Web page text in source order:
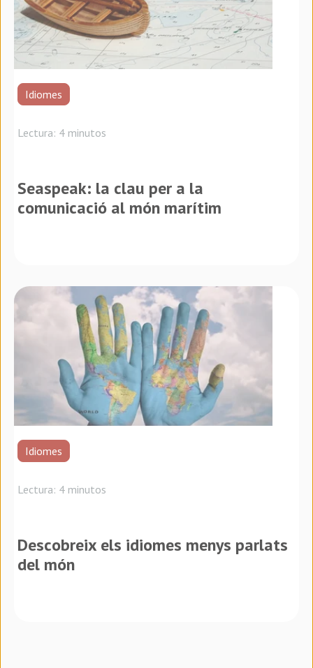
Idiomes
Lectura: 4 minutos
Seaspeak: la clau per a la
comunicació al món marítim
Idiomes
Lectura: 4 minutos
Descobreix els idiomes menys parlats
del món